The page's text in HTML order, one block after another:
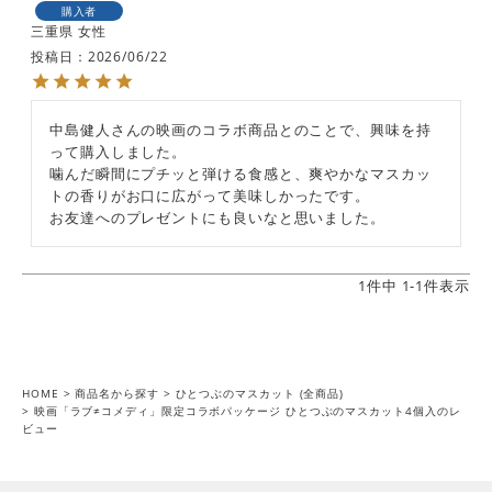
購入者
三重県 女性
投稿日
2026/06/22
中島健人さんの映画のコラボ商品とのことで、興味を持
って購入しました。
噛んだ瞬間にプチッと弾ける食感と、爽やかなマスカッ
トの香りがお口に広がって美味しかったです。
お友達へのプレゼントにも良いなと思いました。
1件中 1-1件表示
HOME 商品名から探す
ひとつぶのマスカット (全商品)
映画「ラブ≠コメディ」限定コラボパッケージ ひとつぶのマスカット4個入のレ
ビュー